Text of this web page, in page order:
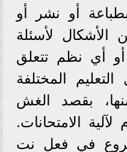
أو نشر أو
الأشكال لأسئلة
أو أي نظم تتعلق
التعليم المختلفة
بقصد الغش
لآلية الامتحانات.
في فعل نت